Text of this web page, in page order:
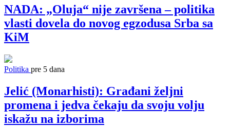
NADA: „Oluja“ nije završena – politika
vlasti dovela do novog egzodusa Srba sa
KiM
Politika pre 5 dana
Jelić (Monarhisti): Građani željni
promena i jedva čekaju da svoju volju
iskažu na izborima